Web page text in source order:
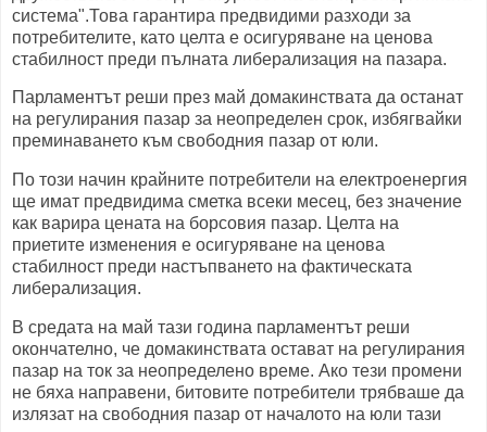
система".Това гарантира предвидими разходи за
потребителите, като целта е осигуряване на ценова
стабилност преди пълната либерализация на пазара.
Парламентът реши през май домакинствата да останат
на регулирания пазар за неопределен срок, избягвайки
преминаването към свободния пазар от юли.
По този начин крайните потребители на електроенергия
ще имат предвидима сметка всеки месец, без значение
как варира цената на борсовия пазар. Целта на
приетите изменения е осигуряване на ценова
стабилност преди настъпването на фактическата
либерализация.
В средата на май тази година парламентът реши
окончателно, че домакинствата остават на регулирания
пазар на ток за неопределено време. Ако тези промени
не бяха направени, битовите потребители трябваше да
излязат на свободния пазар от началото на юли тази